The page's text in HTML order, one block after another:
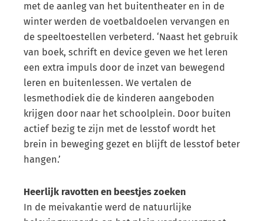
met de aanleg van het buitentheater en in de
winter werden de voetbaldoelen vervangen en
de speeltoestellen verbeterd. ‘Naast het gebruik
van boek, schrift en device geven we het leren
een extra impuls door de inzet van bewegend
leren en buitenlessen. We vertalen de
lesmethodiek die de kinderen aangeboden
krijgen door naar het schoolplein. Door buiten
actief bezig te zijn met de lesstof wordt het
brein in beweging gezet en blijft de lesstof beter
hangen.’
Heerlijk ravotten en beestjes zoeken
In de meivakantie werd de natuurlijke